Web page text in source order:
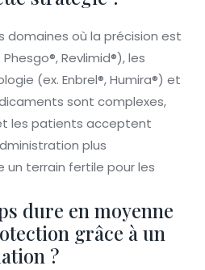
domaines où la précision est
Revlimid®), les
(ex. Enbrel®, Humira®) et
sont complexes,
les patients acceptent
plus
un terrain fertile pour les
dure en moyenne
grâce à un
?